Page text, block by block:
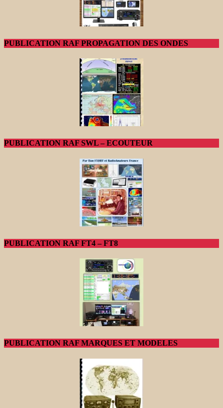
PUBLICATION RAF PROPAGATION DES ONDES
PUBLICATION RAF SWL – ECOUTEUR
PUBLICATION RAF FT4 – FT8
PUBLICATION RAF MARQUES ET MODELES